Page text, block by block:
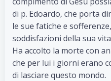
di p. Edoardo, che porta
le sue fatiche e
soddisfazioni della sua
Ha accolto la morte con
che per lui i giorni erano
di lasciare questo mondo.